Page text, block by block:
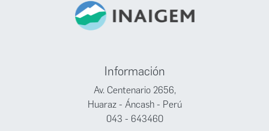
Información
Av. Centenario 2656,
Huaraz - Áncash - Perú
043 - 643460